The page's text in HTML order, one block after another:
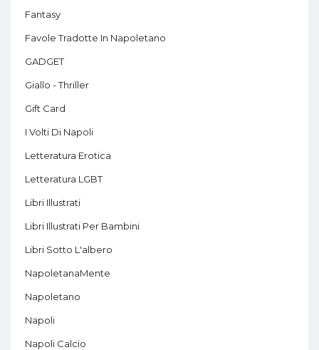
Fantasy
Favole Tradotte In Napoletano
GADGET
Giallo - Thriller
Gift Card
I Volti Di Napoli
Letteratura Erotica
Letteratura LGBT
Libri Illustrati
Libri Illustrati Per Bambini
Libri Sotto L'albero
NapoletanaMente
Napoletano
Napoli
Napoli Calcio